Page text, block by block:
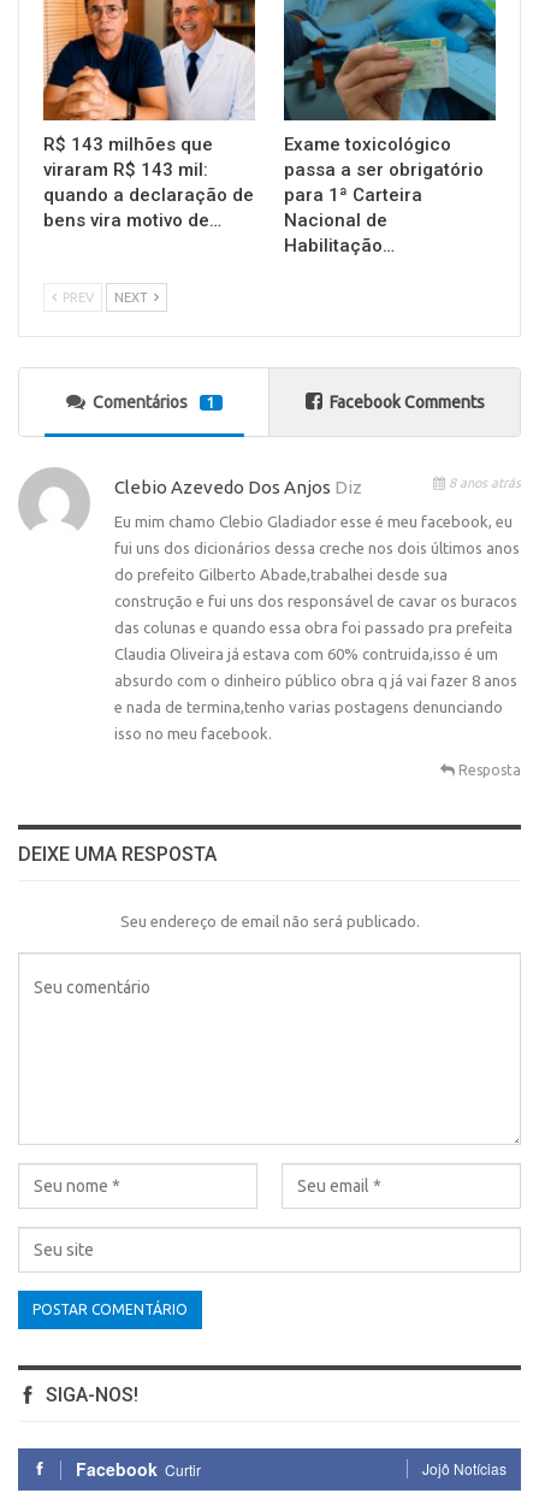
R$ 143 milhões que
viraram R$ 143 mil:
quando a declaração de
bens vira motivo de…
Exame toxicológico
passa a ser obrigatório
para 1ª Carteira
Nacional de
Habilitação…
PREV NEXT
Comentários 1 Facebook Comments
Clebio Azevedo Dos Anjos Diz 8 anos atrás
Eu mim chamo Clebio Gladiador esse é meu facebook, eu
fui uns dos dicionários dessa creche nos dois últimos anos
do prefeito Gilberto Abade,trabalhei desde sua
construção e fui uns dos responsável de cavar os buracos
das colunas e quando essa obra foi passado pra prefeita
Claudia Oliveira já estava com 60% contruida,isso é um
absurdo com o dinheiro público obra q já vai fazer 8 anos
e nada de termina,tenho varias postagens denunciando
isso no meu facebook.
Resposta
DEIXE UMA RESPOSTA
Seu endereço de email não será publicado.
SIGA-NOS!
Facebook Curtir Jojô Notícias